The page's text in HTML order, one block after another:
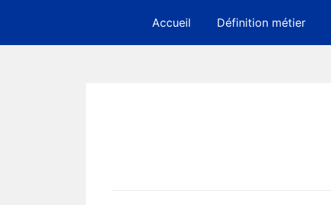
content
Accueil Définition métier